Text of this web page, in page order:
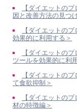
【ダイエットの
因と改善方法の見つ
【ダイエットの
効果的に利用する＞
【ダイエットの
ツールを効果的に利
【ダイエットの
て食欲抑制＞
【ダイエットの
材の特徴編＞